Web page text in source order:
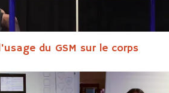
du GSM sur le corps